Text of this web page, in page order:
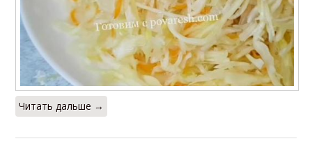
Читать дальше →